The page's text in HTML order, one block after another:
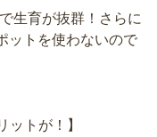
生育が抜群！さらに
ットを使わないので
ットが！】